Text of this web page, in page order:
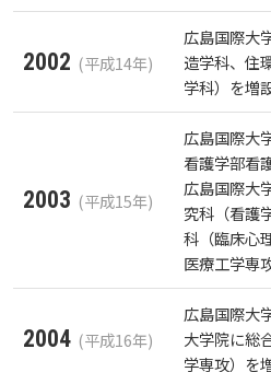
情報端末の必携化につい
感染予防にかかる抗体価
ビジュランクラウド
電子ブック・電子ジャー
電子ブックをさがす
電子ジャーナルをさがす
学外からのつかいかた
看護師・保健師国家試験
学内向け専用ページ
広国ポータルサイト
2002 (平成14年)
広島国際大
造学科、住
学科）を増
2003 (平成15年)
広島国際大
看護学部看
広島国際大
究科（看護
科（臨床心
医療工学専
2004 (平成16年)
広島国際大
大学院に総
学専攻）を
活動とイベント
利用講習会
学生図書委員の活動